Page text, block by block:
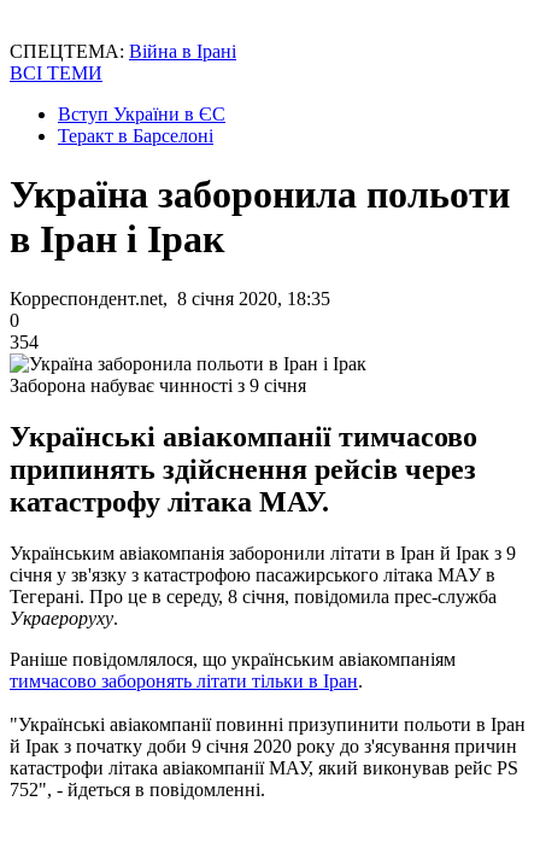
СПЕЦТЕМА: Війна в Ірані
ВСІ ТЕМИ
Вступ України в ЄС
Теракт в Барселоні
Україна заборонила польоти
в Іран і Ірак
Корреспондент.net, 8 січня 2020, 18:35
0
354
Заборона набуває чинності з 9 січня
Українські авіакомпанії тимчасово
припинять здійснення рейсів через
катастрофу літака МАУ.
Українським авіакомпанія заборонили літати в Іран й Ірак з 9
січня у зв'язку з катастрофою пасажирського літака МАУ в
Тегерані. Про це в середу, 8 січня, повідомила прес-служба
Украероруху.
Раніше повідомлялося, що українським авіакомпаніям
тимчасово заборонять літати тільки в Іран.
"Українські авіакомпанії повинні призупинити польоти в Іран
й Ірак з початку доби 9 січня 2020 року до з'ясування причин
катастрофи літака авіакомпанії МАУ, який виконував рейс PS
752", - йдеться в повідомленні.